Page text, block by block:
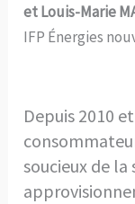
et Louis-Marie
IFP Énergies
Depuis 2010
soucieux de